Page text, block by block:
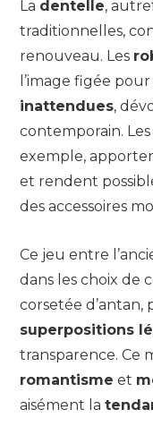
La dentelle,
traditionnelles,
renouveau. Les
l’image figée
inattendues,
contemporain.
exemple,
et rendent
des accessoires
Ce jeu entre
dans les choix de
corsetée d’antan,
superpositions
transparence. Ce
romantisme et
aisément la